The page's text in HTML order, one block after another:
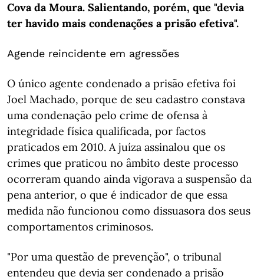
Cova da Moura. Salientando, porém, que "devia
ter havido mais condenações a prisão efetiva".
Agende reincidente em agressões
O único agente condenado a prisão efetiva foi
Joel Machado, porque de seu cadastro constava
uma condenação pelo crime de ofensa à
integridade física qualificada, por factos
praticados em 2010. A juíza assinalou que os
crimes que praticou no âmbito deste processo
ocorreram quando ainda vigorava a suspensão da
pena anterior, o que é indicador de que essa
medida não funcionou como dissuasora dos seus
comportamentos criminosos.
"Por uma questão de prevenção", o tribunal
entendeu que devia ser condenado a prisão